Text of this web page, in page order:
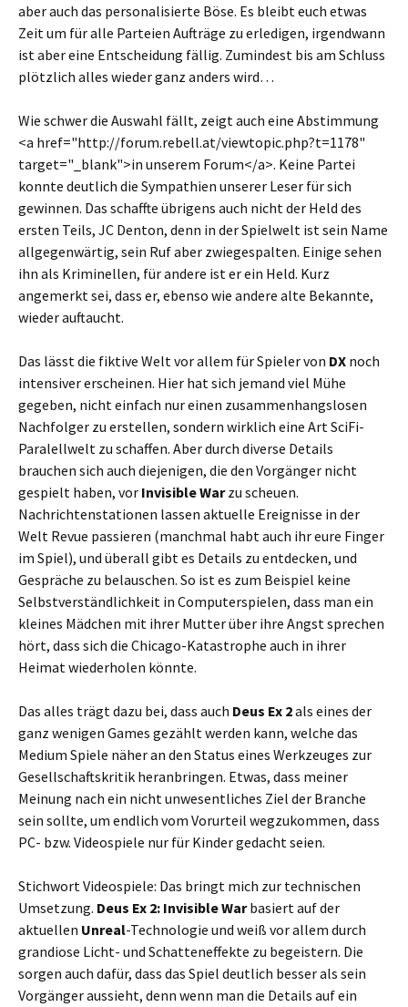
aber auch das personalisierte Böse. Es bleibt euch etwas
Zeit um für alle Parteien Aufträge zu erledigen, irgendwann
ist aber eine Entscheidung fällig. Zumindest bis am Schluss
plötzlich alles wieder ganz anders wird…
Wie schwer die Auswahl fällt, zeigt auch eine Abstimmung
<a href="http://forum.rebell.at/viewtopic.php?t=1178"
target="_blank">in unserem Forum</a>. Keine Partei
konnte deutlich die Sympathien unserer Leser für sich
gewinnen. Das schaffte übrigens auch nicht der Held des
ersten Teils, JC Denton, denn in der Spielwelt ist sein Name
allgegenwärtig, sein Ruf aber zwiegespalten. Einige sehen
ihn als Kriminellen, für andere ist er ein Held. Kurz
angemerkt sei, dass er, ebenso wie andere alte Bekannte,
wieder auftaucht.
Das lässt die fiktive Welt vor allem für Spieler von DX noch
intensiver erscheinen. Hier hat sich jemand viel Mühe
gegeben, nicht einfach nur einen zusammenhangslosen
Nachfolger zu erstellen, sondern wirklich eine Art SciFi-
Paralellwelt zu schaffen. Aber durch diverse Details
brauchen sich auch diejenigen, die den Vorgänger nicht
gespielt haben, vor Invisible Warzu scheuen.
Nachrichtenstationen lassen aktuelle Ereignisse in der
Welt Revue passieren (manchmal habt auch ihr eure Finger
im Spiel), und überall gibt es Details zu entdecken, und
Gespräche zu belauschen. So ist es zum Beispiel keine
Selbstverständlichkeit in Computerspielen, dass man ein
kleines Mädchen mit ihrer Mutter über ihre Angst sprechen
hört, dass sich die Chicago-Katastrophe auch in ihrer
Heimat wiederholen könnte.
Das alles trägt dazu bei, dass auch Deus Ex 2als eines der
ganz wenigen Games gezählt werden kann, welche das
Medium Spiele näher an den Status eines Werkzeuges zur
Gesellschaftskritik heranbringen. Etwas, dass meiner
Meinung nach ein nicht unwesentliches Ziel der Branche
sein sollte, um endlich vom Vorurteil wegzukommen, dass
PC- bzw. Videospiele nur für Kinder gedacht seien.
Stichwort Videospiele: Das bringt mich zur technischen
Umsetzung. Deus Ex 2: Invisible Warbasiert auf der
aktuellen Unreal-Technologie und weiß vor allem durch
grandiose Licht- und Schatteneffekte zu begeistern. Die
sorgen auch dafür, dass das Spiel deutlich besser als sein
Vorgänger aussieht, denn wenn man die Details auf ein